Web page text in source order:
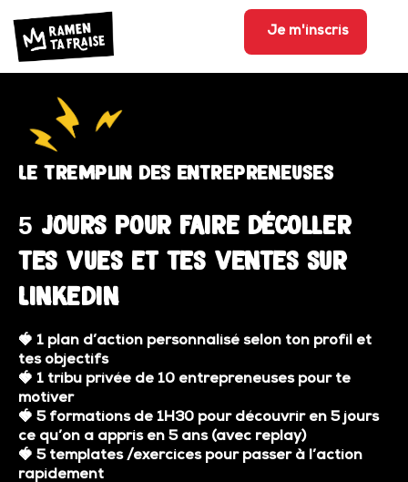
Je m'inscris
Le tremplin des entrepreneuses
5 jours pour faire décoller
tes vues et tes ventes sur
Linkedin
🍓 1 plan d’action personnalisé selon ton profil et
tes objectifs
🍓 1 tribu privée de 10 entrepreneuses pour te
motiver
🍓 5 formations de 1H30 pour découvrir en 5 jours
ce qu’on a appris en 5 ans (avec replay)
🍓 5 templates /exercices pour passer à l’action
rapidement